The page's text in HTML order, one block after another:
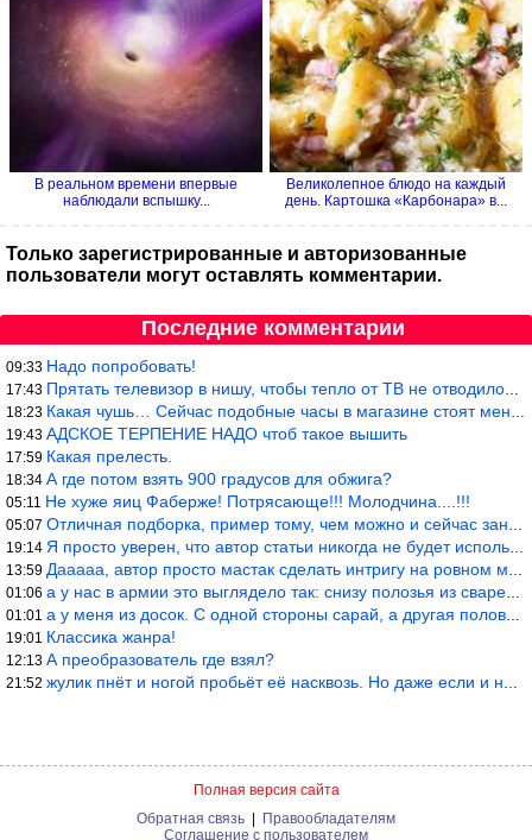
В реальном времени впервые
наблюдали вспышку...
Великолепное блюдо на каждый
день. Картошка «Карбонара» в...
Только зарегистрированные и авторизованные
пользователи могут оставлять комментарии.
Последние комментарии
09:33 Надо попробовать!
17:43 Прятать телевизор в нишу, чтобы тепло от ТВ не отводилось и теле
18:23 Какая чушь… Сейчас подобные часы в магазине стоят меньше 10 долл
19:43 АДСКОЕ ТЕРПЕНИЕ НАДО чтоб такое вышить
17:59 Какая прелесть.
18:34 А где потом взять 900 градусов для обжига?
05:11 Не хуже яиц Фаберже! Потрясающе!!! Молодчина....!!!
05:07 Отличная подборка, пример тому, чем можно и сейчас заниматься…
19:14 Я просто уверен, что автор статьи никогда не будет использовать
13:59 Дааааа, автор просто мастак сделать интригу на ровном месте! А н
01:06 а у нас в армии это выглядело так: снизу полозья из сваренные тр
01:01 а у меня из досок. С одной стороны сарай, а другая половина — ду
19:01 Классика жанра!
12:13 А преобразователь где взял?
21:52 жулик пнёт и ногой пробьёт её насквозь. Но даже если и никогда н
Полная версия сайта
Обратная связь | Правообладателям
Соглашение с пользователем